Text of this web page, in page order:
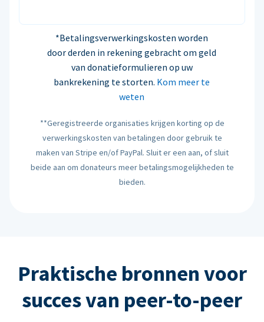
*Betalingsverwerkingskosten worden
door derden in rekening gebracht om geld
van donatieformulieren op uw
bankrekening te storten. Kom meer te
weten
**Geregistreerde organisaties krijgen korting op de
verwerkingskosten van betalingen door gebruik te
maken van Stripe en/of PayPal. Sluit er een aan, of sluit
beide aan om donateurs meer betalingsmogelijkheden te
bieden.
Praktische bronnen voor
succes van peer-to-peer